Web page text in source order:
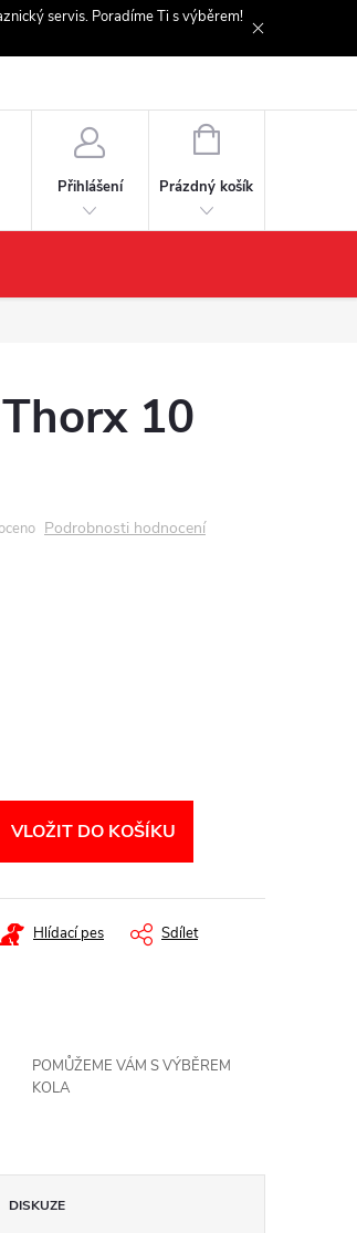
servis. Poradíme Ti s výběrem!
Přihlášení
NÁKUPNÍ
Prázdný košík
10
Podrobnosti hodnocení
VLOŽIT DO KOŠÍKU
Hlídací pes Sdílet
POMŮŽEME VÁM S VÝBĚREM
KOLA
DISKUZE